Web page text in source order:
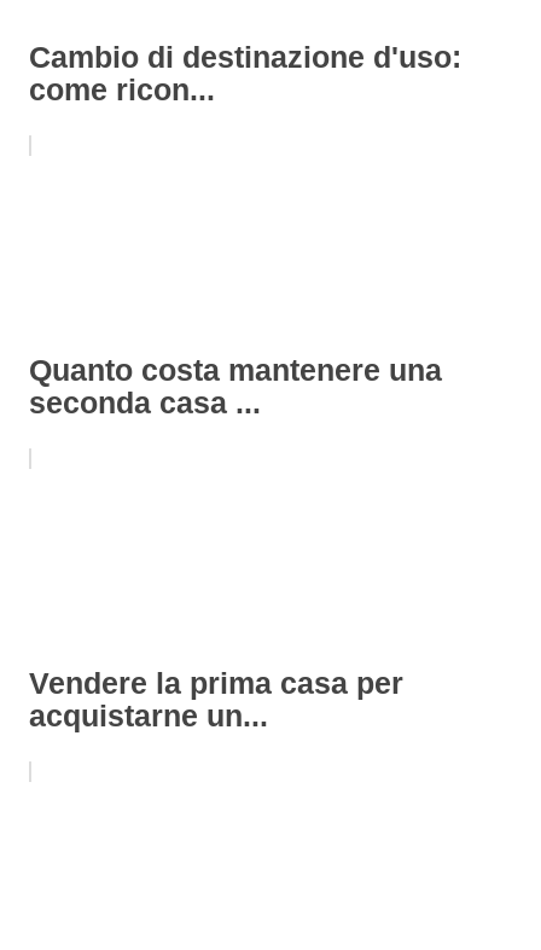
Cambio di destinazione d'uso:
come ricon...
Quanto costa mantenere una
seconda casa ...
Vendere la prima casa per
acquistarne un...